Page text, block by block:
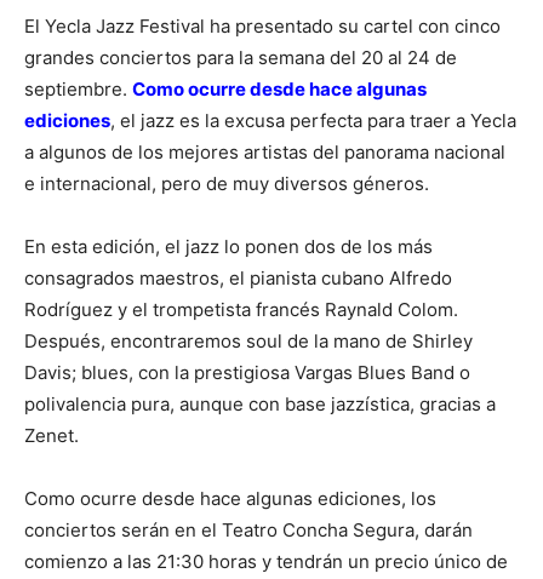
El Yecla Jazz Festival ha presentado su cartel con cinco
grandes conciertos para la semana del 20 al 24 de
septiembre. Como ocurre desde hace algunas
ediciones, el jazz es la excusa perfecta para traer a Yecla
a algunos de los mejores artistas del panorama nacional
e internacional, pero de muy diversos géneros.
En esta edición, el jazz lo ponen dos de los más
consagrados maestros, el pianista cubano Alfredo
Rodríguez y el trompetista francés Raynald Colom.
Después, encontraremos soul de la mano de Shirley
Davis; blues, con la prestigiosa Vargas Blues Band o
polivalencia pura, aunque con base jazzística, gracias a
Zenet.
Como ocurre desde hace algunas ediciones, los
conciertos serán en el Teatro Concha Segura, darán
comienzo a las 21:30 horas y tendrán un precio único de